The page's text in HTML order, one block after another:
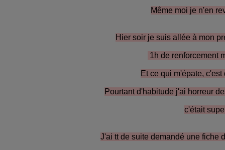
Même moi je n'en
Hier soir je suis allée à mon
1h de renforcement
Et ce qui m'épate,
Pourtant d'habitude j'ai horreur
c'était
J'ai tt de suite demandé une fiche